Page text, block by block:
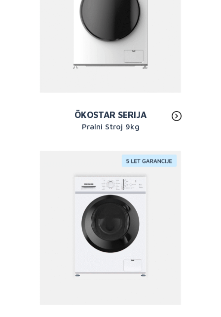
ÖKOSTAR SERIJA
Pralni Stroj 9kg